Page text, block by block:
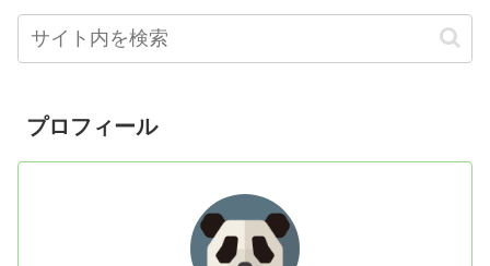
プロフィール